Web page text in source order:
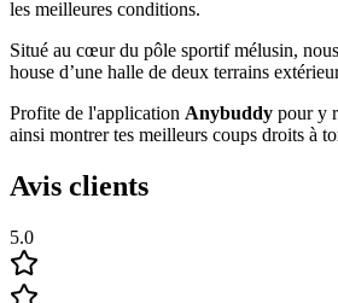
les meilleures conditions.
Situé au cœur du pôle sportif mélusin,
house d’une halle de deux terrains
Profite de l'application Anybuddy pour y
ainsi montrer tes meilleurs coups droits à
Avis clients
5.0